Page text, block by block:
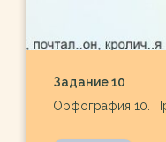
Задание 10
Орфография 10.